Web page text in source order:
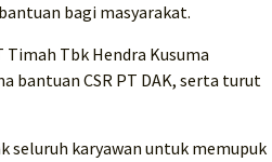
bagi masyarakat.
Timah Tbk Hendra Kusuma
bantuan CSR PT DAK, serta turut
seluruh karyawan untuk memupuk